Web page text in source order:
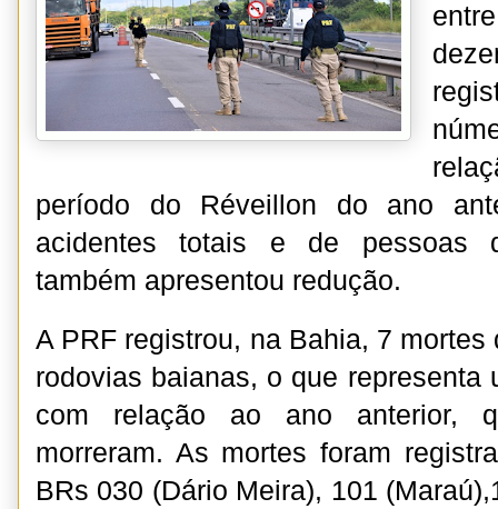
período do Réveillon do ano
acidentes totais e de pessoas
também apresentou redução.
A PRF registrou, na Bahia, 7 mortes
rodovias baianas, o que representa
com relação ao ano anterior,
morreram. As mortes foram
BRs 030 (Dário Meira), 101